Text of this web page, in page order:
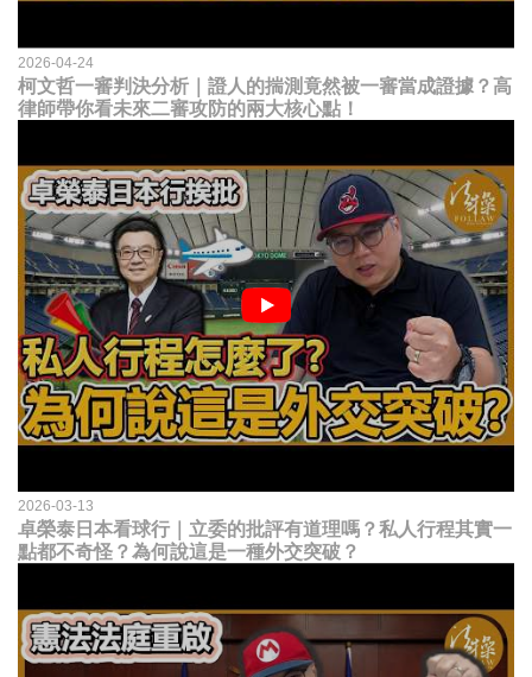
2026-04-24
柯文哲一審判決分析｜證人的揣測竟然被一審當成證據？高
律師帶你看未來二審攻防的兩大核心點！
2026-03-13
卓榮泰日本看球行｜立委的批評有道理嗎？私人行程其實一
點都不奇怪？為何說這是一種外交突破？